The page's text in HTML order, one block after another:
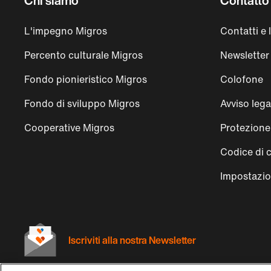
L'impegno Migros
Percento culturale Migros
Fondo pionieristico Migros
Fondo di sviluppo Migros
Cooperative Migros
Contatti e
Newsletter
Colofone
Avviso
Codice di
Iscriviti alla nostra Newsletter